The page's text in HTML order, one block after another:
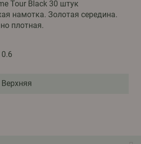
Tour Black 30 штук
намотка. Золотая середина.
плотная.
0.6
Верхняя